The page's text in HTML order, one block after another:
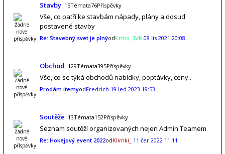
Stavby 15Témata76Příspěvky
Vše, co patří ke stavbám nápady, plány a dosud
postavené stavby
Re: Stavebný svet je plnýodKrtko_SVK 08 lis 2021 20:08
Obchod 129Témata395Příspěvky
Vše, co se týká obchodů nabídky, poptávky, ceny..
Prodám itemyodFredrich 19 led 2023 19:53
Soutěže 13Témata152Příspěvky
Seznam soutěží organizovaných nejen Admin Teamem
Re: Hokejový event 2022odKlimki_ 11 čer 2022 11:11